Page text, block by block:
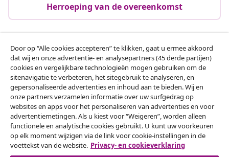
Herroeping van de overeenkomst
Klantenservice
Zakelijk
vidaXL
Ontdek meer
Door op “Alle cookies accepteren” te klikken, gaat u ermee akkoord
dat wij en onze advertentie- en analysepartners (45 derde partijen)
cookies en vergelijkbare technologieën mogen gebruiken om de
sitenavigatie te verbeteren, het sitegebruik te analyseren, en
gepersonaliseerde advertenties en inhoud aan te bieden. Wij en
onze partners verzamelen informatie over uw surfgedrag op
websites en apps voor het personaliseren van advertenties en voor
advertentiemetingen. Als u kiest voor “Weigeren”, worden alleen
functionele en analytische cookies gebruikt. U kunt uw voorkeuren
op elk moment wijzigen via de link voor cookie-instellingen in de
voettekst van de website. Privacy- en cookieverklaring